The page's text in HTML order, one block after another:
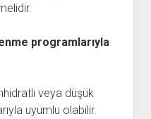
programlarıyla
veya düşük
uyumlu olabilir.